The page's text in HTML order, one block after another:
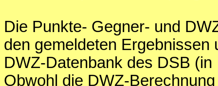
Die Punkte- Gegner- und
den gemeldeten Ergebnissen
DWZ-Datenbank des DSB
Obwohl die DWZ-